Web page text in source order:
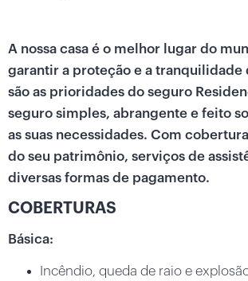
A nossa casa é o melhor lugar do
garantir a proteção e a tranquilidade
são as prioridades do seguro
seguro simples, abrangente e feito
as suas necessidades. Com
do seu patrimônio, serviços de
diversas formas de pagamento.
COBERTURAS
Básica:
Incêndio, queda de raio e